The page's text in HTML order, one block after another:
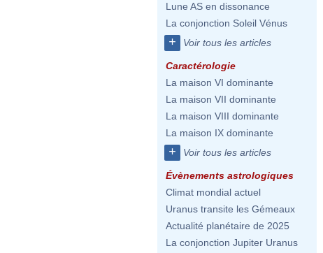
Lune AS en dissonance
La conjonction Soleil Vénus
+ Voir tous les articles
Caractérologie
La maison VI dominante
La maison VII dominante
La maison VIII dominante
La maison IX dominante
+ Voir tous les articles
Évènements astrologiques
Climat mondial actuel
Uranus transite les Gémeaux
Actualité planétaire de 2025
La conjonction Jupiter Uranus